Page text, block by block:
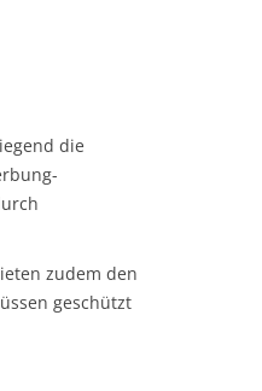
die
zudem den
geschützt